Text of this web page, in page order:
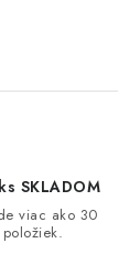
SKLADOM
viac ako 30